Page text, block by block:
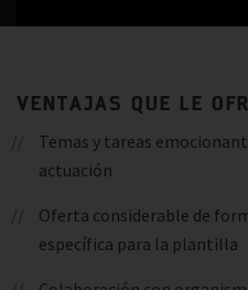
VENTAJAS QUE LE
Temas y tareas
actuación
Oferta considerable de
específica para la plantilla